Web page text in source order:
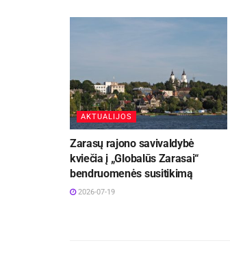
AKTUALIJOS
Zarasų rajono savivaldybė
kviečia į „Globalūs Zarasai“
bendruomenės susitikimą
2026-07-19